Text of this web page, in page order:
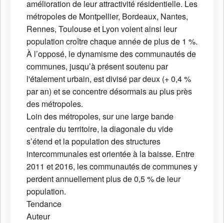
amélioration de leur attractivité résidentielle. Les
métropoles de Montpellier, Bordeaux, Nantes,
Rennes, Toulouse et Lyon voient ainsi leur
population croître chaque année de plus de 1 %.
À l’opposé, le dynamisme des communautés de
communes, jusqu’à présent soutenu par
l'étalement urbain, est divisé par deux (+ 0,4 %
par an) et se concentre désormais au plus près
des métropoles.
Loin des métropoles, sur une large bande
centrale du territoire, la diagonale du vide
s’étend et la population des structures
intercommunales est orientée à la baisse. Entre
2011 et 2016, les communautés de communes y
perdent annuellement plus de 0,5 % de leur
population.
Tendance
Auteur